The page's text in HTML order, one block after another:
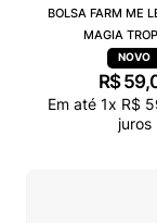
BOLSA FARM ME
MAGIA
R$ 59,
Em até 1x R$
juros